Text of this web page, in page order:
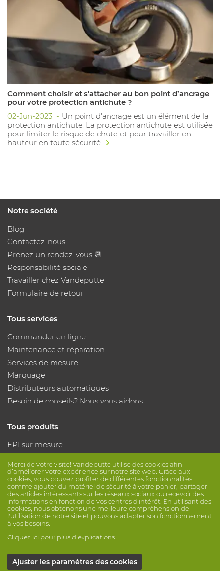
Comment choisir et s'attacher au bon point d’ancrage
pour votre protection antichute ?
02-Jun-2023
Un point d'ancrage est un élément de la
protection antichute. La protection antichute est utilisée
pour limiter le risque de chute et pour travailler en
hauteur en toute sécurité.
Merci de votre visite! Vandeputte utilise des cookies afin
d’améliorer votre expérience sur notre site web. Grâce aux
cookies, vous pouvez profiter de différentes fonctionnalités,
comme ajouter du matériel de sécurité à votre panier, partager
des articles intéressants sur les réseaux sociaux ou recevoir des
informations en fonction de vos centres d’intérêt. En utilisant des
cookies, nous obtenons une meilleure compréhension de
l'utilisation de notre site et pouvons adapter son fonctionnement
à vos besoins.
Cliquez ici pour plus d'explications
Ajuster les paramètres des cookies
Notre société
Blog
Contactez-nous
Prenez un rendez-vous 📆
Responsabilité sociale
Travailler chez Vandeputte
Formulaire de retour
Tous services
Commander en ligne
Maintenance et réparation
Services de mesure
Marquage
Distributeurs automatiques
Besoin de conseils? Nous vous aidons
Tous produits
EPI sur mesure
Protection des pieds
Vêtements de protection
Suivez nous